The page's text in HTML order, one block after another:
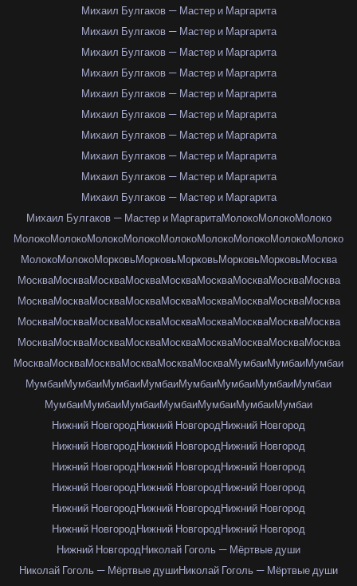
Михаил Булгаков — Мастер и Маргарита
Михаил Булгаков — Мастер и Маргарита
Михаил Булгаков — Мастер и Маргарита
Михаил Булгаков — Мастер и Маргарита
Михаил Булгаков — Мастер и Маргарита
Михаил Булгаков — Мастер и Маргарита
Михаил Булгаков — Мастер и Маргарита
Михаил Булгаков — Мастер и Маргарита
Михаил Булгаков — Мастер и Маргарита
Михаил Булгаков — Мастер и Маргарита
Михаил Булгаков — Мастер и МаргаритаМолокоМолокоМолоко
МолокоМолокоМолокоМолокоМолокоМолокоМолокоМолокоМолоко
МолокоМолокоМорковьМорковьМорковьМорковьМорковьМосква
МоскваМоскваМоскваМоскваМоскваМоскваМоскваМоскваМосква
МоскваМоскваМоскваМоскваМоскваМоскваМоскваМоскваМосква
МоскваМоскваМоскваМоскваМоскваМоскваМоскваМоскваМосква
МоскваМоскваМоскваМоскваМоскваМоскваМоскваМоскваМосква
МоскваМоскваМоскваМоскваМоскваМоскваМумбаиМумбаиМумбаи
МумбаиМумбаиМумбаиМумбаиМумбаиМумбаиМумбаиМумбаи
МумбаиМумбаиМумбаиМумбаиМумбаиМумбаиМумбаи
Нижний НовгородНижний НовгородНижний Новгород
Нижний НовгородНижний НовгородНижний Новгород
Нижний НовгородНижний НовгородНижний Новгород
Нижний НовгородНижний НовгородНижний Новгород
Нижний НовгородНижний НовгородНижний Новгород
Нижний НовгородНижний НовгородНижний Новгород
Нижний НовгородНиколай Гоголь — Мёртвые души
Николай Гоголь — Мёртвые душиНиколай Гоголь — Мёртвые души